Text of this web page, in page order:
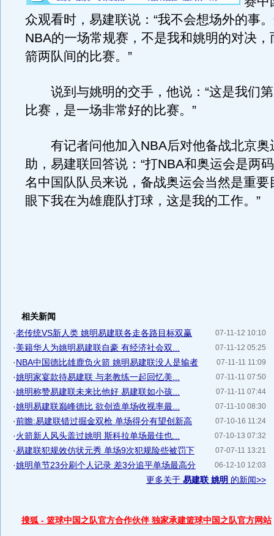
众观看时，易建联说：“我不会想场外的事
NBA的一场常规赛，不是我和姚明的对决
箭两队间的比赛。”
说到与姚明的交手，他说：“这是我们第
比赛，是一场非常好的比赛。”
有记者问他加入NBA后对他备战北京奥
助，易建联回答说：“打NBA和奥运会是两
名中国队队员来说，备战奥运会当然是重要
眼下我在为雄鹿队打球，这是我的工作。”
相关新闻
07-11-12 10:10
·老传统VS新人类 姚明易建联各走各路目标双赢
07-11-12 05:25
·美籍华人为姚明易建联自豪 有经济社会双...
07-11-11 11:09
·NBA中国德比雄鹿负火箭 姚明易建联没人是输者
07-11-11 07:50
·姚明家宴款待易建联 与老教练一起回忆美...
07-11-11 07:44
·姚明称赞易建联未来比他好 易建联如小孩...
07-11-10 08:30
·姚明易建联巅峰德比 欲创造单场收视率最...
07-10-16 11:24
·前瞻:易建联错过掘金双枪 单场得分有望创新高
07-10-13 07:32
·火箭新人风头盖过姚明 斯科拉单场最佳也...
07-07-11 13:21
·易建联犯规效仿状元秀 单场9次犯规险些被罚下
06-12-10 12:03
·姚明单节23分刷个人记录 差3分追平单场最高分
更多关于 易建联 姚明 的新闻>>
搜狐 - 篮球中国之队官方合作伙伴 独家承建篮球中国之队官方网站